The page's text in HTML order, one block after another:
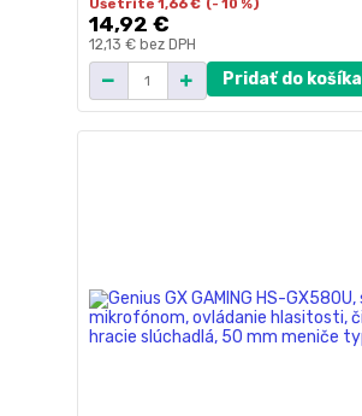
Ušetríte 1,66 € (- 10 %)
14,92 €
12,13 € bez DPH
Pridať do košíka